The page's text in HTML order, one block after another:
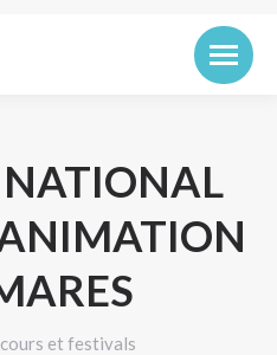
et festivals